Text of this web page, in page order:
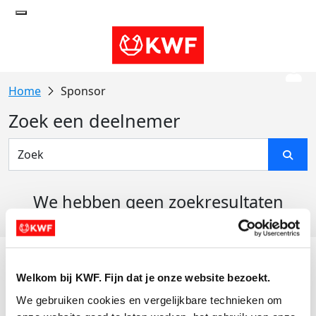
Welkom bij KWF. Fijn dat je onze website bezoekt.
We gebruiken cookies en vergelijkbare technieken om
Sponsor
Zoek een deelnemer
We hebben geen zoekresultaten
Actiematerialen
Evenementen